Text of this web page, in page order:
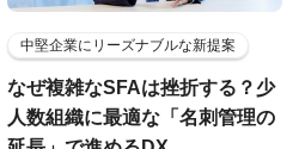
中堅企業にリーズナブルな新提案
なぜ複雑なSFAは挫折する？少
人数組織に最適な「名刺管理の